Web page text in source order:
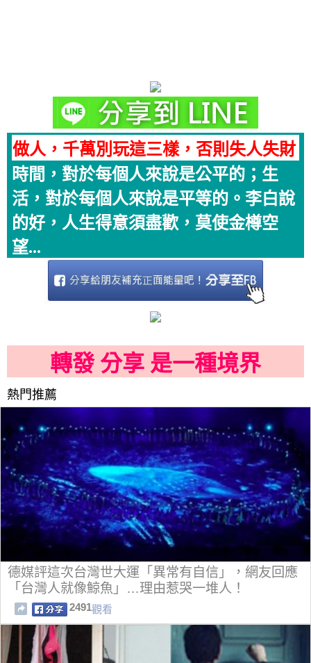
做人，千萬別玩這三樣，否則失人失財
時間，對於每個人來說是公平的；生
活，對於每個人來說是平等的。李白說
的好，人生得意須盡歡，莫使金樽空
望...
轉發 分享 是一種境界
熱門推薦
德媒評這次台灣世大運「異常有自信」，網友回應
「台灣人就像鯨魚」…理由惹哭一堆人！
2491觀看